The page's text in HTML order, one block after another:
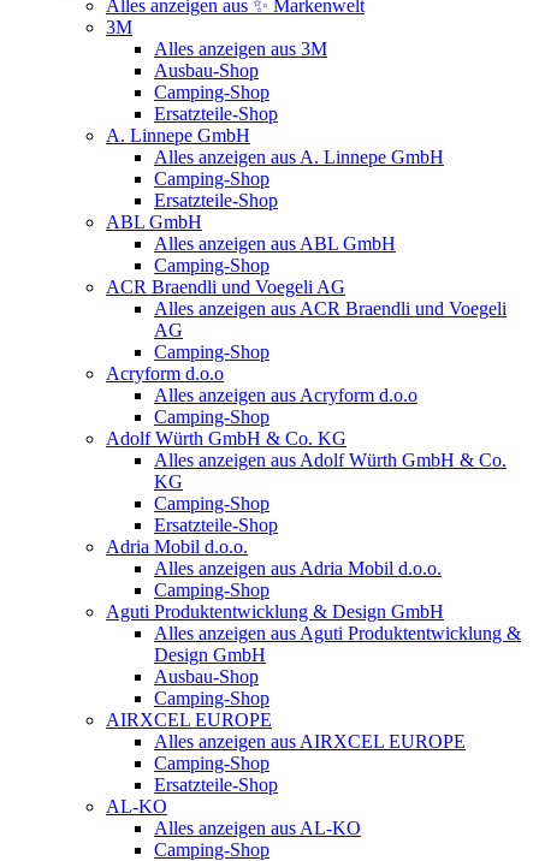
Alles anzeigen aus ✨ Markenwelt
3M
Alles anzeigen aus 3M
Ausbau-Shop
Camping-Shop
Ersatzteile-Shop
A. Linnepe GmbH
Alles anzeigen aus A. Linnepe GmbH
Camping-Shop
Ersatzteile-Shop
ABL GmbH
Alles anzeigen aus ABL GmbH
Camping-Shop
ACR Braendli und Voegeli AG
Alles anzeigen aus ACR Braendli und Voegeli
AG
Camping-Shop
Acryform d.o.o
Alles anzeigen aus Acryform d.o.o
Camping-Shop
Adolf Würth GmbH & Co. KG
Alles anzeigen aus Adolf Würth GmbH & Co.
KG
Camping-Shop
Ersatzteile-Shop
Adria Mobil d.o.o.
Alles anzeigen aus Adria Mobil d.o.o.
Camping-Shop
Aguti Produktentwicklung & Design GmbH
Alles anzeigen aus Aguti Produktentwicklung &
Design GmbH
Ausbau-Shop
Camping-Shop
AIRXCEL EUROPE
Alles anzeigen aus AIRXCEL EUROPE
Camping-Shop
Ersatzteile-Shop
AL-KO
Alles anzeigen aus AL-KO
Camping-Shop